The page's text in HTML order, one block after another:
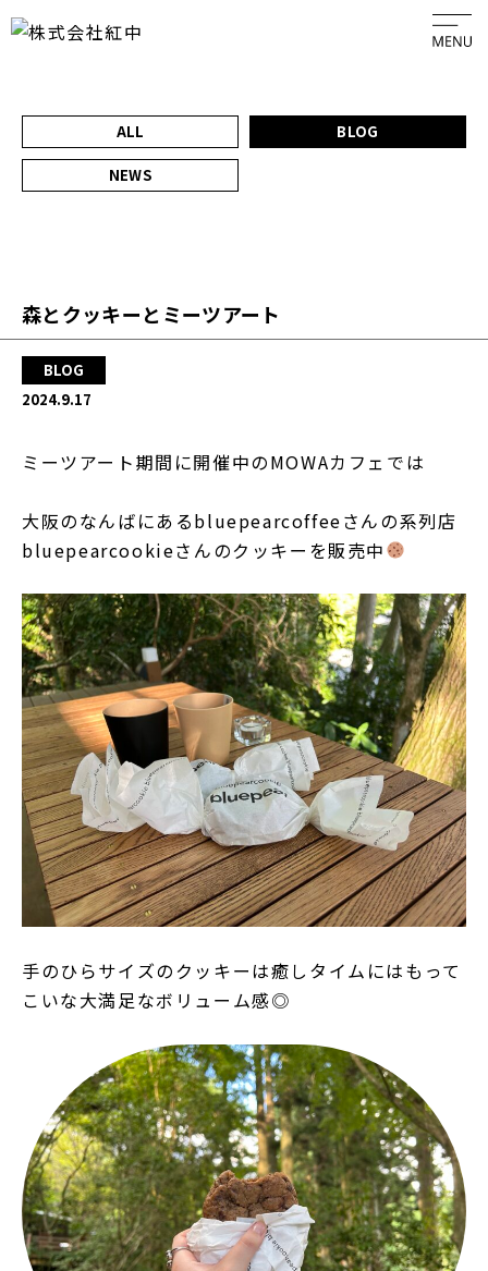
ACCESS
GALLERY
Instagram
お問い合わせ
空き状況・使い方を相談する
ALL BLOG
NEWS
森とクッキーとミーツアート
BLOG
2024.9.17
ミーツアート期間に開催中のMOWAカフェでは
大阪のなんばにあるbluepearcoffeeさんの系列店
bluepearcookieさんのクッキーを販売中
手のひらサイズのクッキーは癒しタイムにはもって
こいな大満足なボリューム感◎